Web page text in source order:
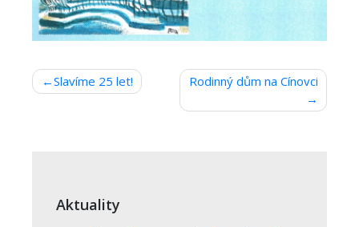
Aktuality
Navigace
Slavíme 25 let! Rodinný dům na Cínovci